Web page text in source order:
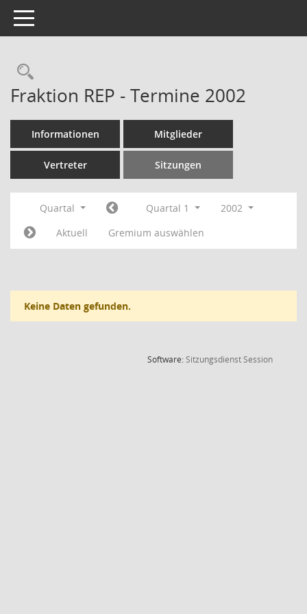
Toggle navigation
Rechercheauswahl
Fraktion REP - Termine 2002
Informationen Mitglieder
Vertreter Sitzungen
Quartal Quartal 1
2002
Aktuell
Gremium auswählen
Keine Daten gefunden.
Software:SitzungsdienstSession(Wird in